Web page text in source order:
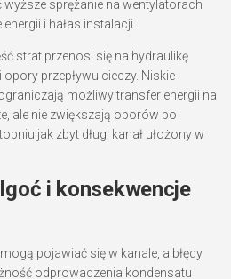
sprężanie na wentylatorach
i hałas instalacji.
strat przenosi się na hydraulikę
przepływu cieczy. Niskie
możliwy transfer energii na
ale nie zwiększają oporów po
jak zbyt długi kanał ułożony w
i konsekwencje
pojawiać się w kanale, a błędy
odprowadzenia kondensatu